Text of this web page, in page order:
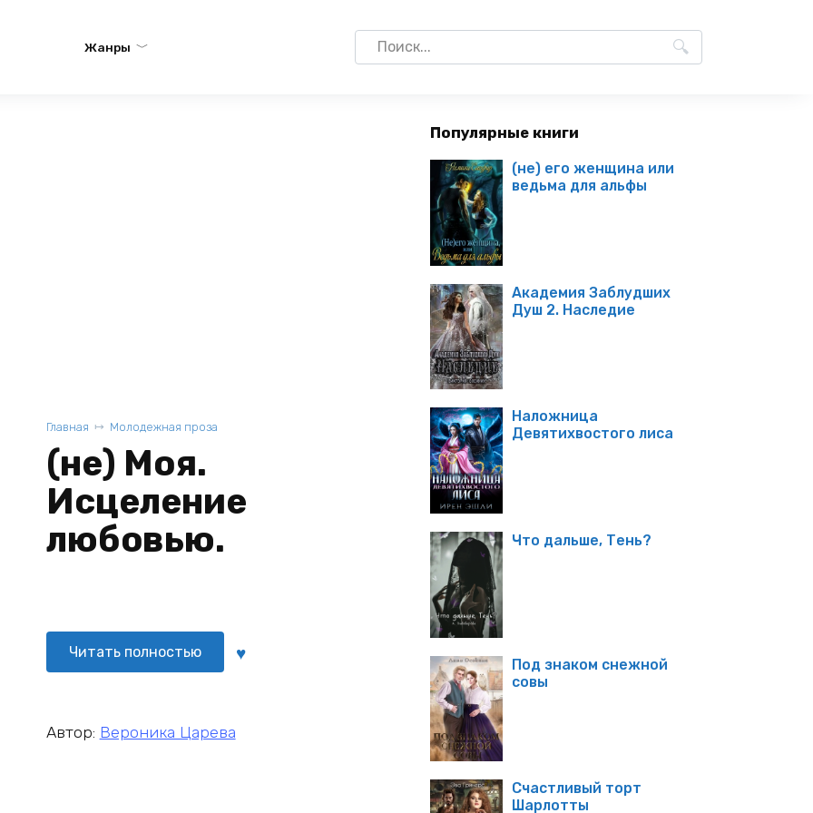
Жанры
Search
for:
Главная Молодежная проза
(не) Моя.
Исцеление
любовью.
Читать полностью
Автор: Вероника Царева
Популярные книги
(не) его женщина или
ведьма для альфы
Академия Заблудших
Душ 2. Наследие
Наложница
Девятихвостого лиса
Что дальше, Тень?
Под знаком снежной
совы
Счастливый торт
Шарлотты